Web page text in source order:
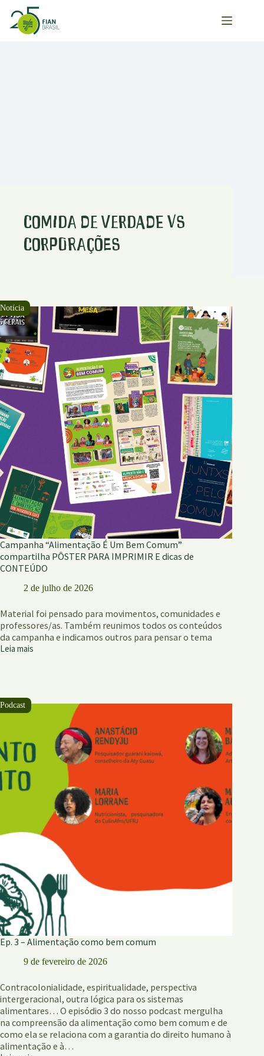
para
Comida de Verdade vs
Corporações
Campanha “Alimentação É Um Bem Comum”
compartilha PÔSTER PARA IMPRIMIR E dicas de
CONTEÚDO
2 de julho de 2026
Material foi pensado para movimentos, comunidades e
professores/as. Também reunimos todos os conteúdos
da campanha e indicamos outros para pensar o tema
Leia mais
Campanha
Bem
Comum”
PARA
IMPRIMIR
dicas
de
Ep. 3 – Alimentação como bem comum
9 de fevereiro de 2026
Contracolonialidade, espiritualidade, perspectiva
intergeracional, outra lógica para os sistemas
alimentares… O episódio 3 do nosso podcast mergulha
na compreensão da alimentação como bem comum e de
como ela se relaciona com a garantia do direito humano à
alimentação e à…